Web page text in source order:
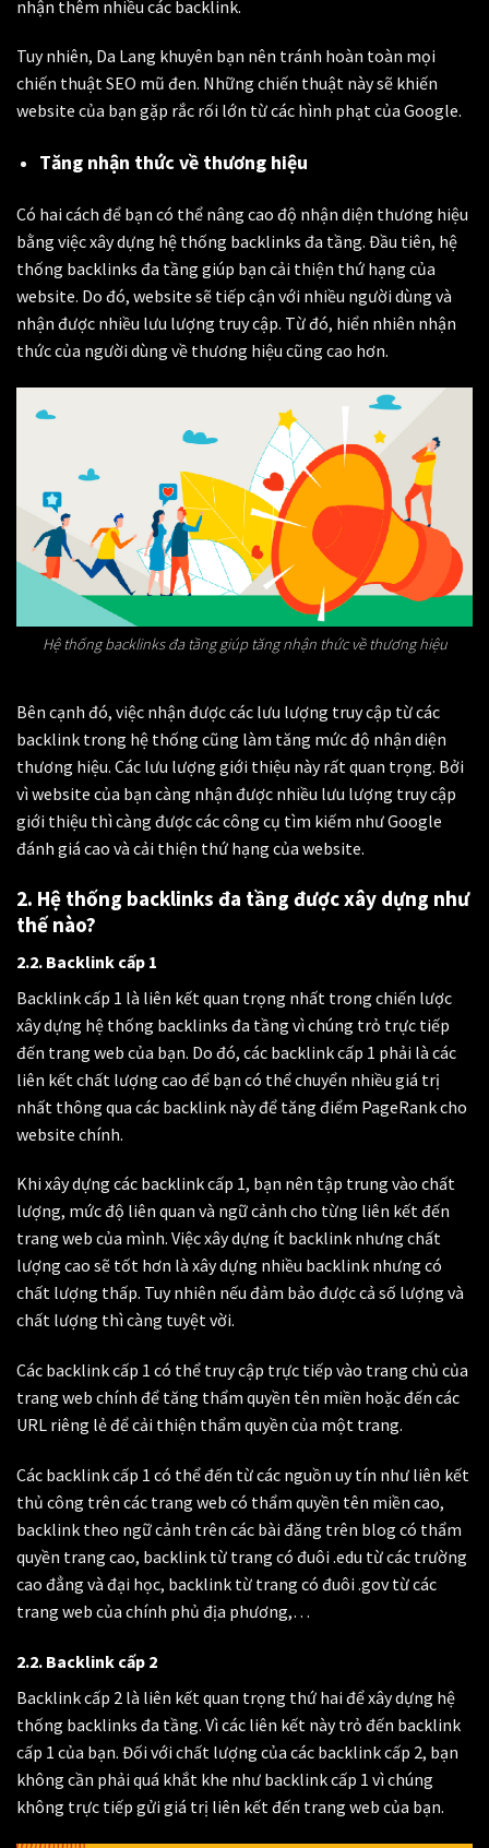
nhận thêm nhiều các backlink.
Tuy nhiên, Da Lang khuyên bạn nên tránh hoàn toàn mọi
chiến thuật SEO mũ đen. Những chiến thuật này sẽ khiến
website của bạn gặp rắc rối lớn từ các hình phạt của Google.
Tăng nhận thức về thương hiệu
Có hai cách để bạn có thể nâng cao độ nhận diện thương hiệu
bằng việc xây dựng hệ thống backlinks đa tầng. Đầu tiên, hệ
thống backlinks đa tầng giúp bạn cải thiện thứ hạng của
website. Do đó, website sẽ tiếp cận với nhiều người dùng và
nhận được nhiều lưu lượng truy cập. Từ đó, hiển nhiên nhận
thức của người dùng về thương hiệu cũng cao hơn.
Hệ thống backlinks đa tầng giúp tăng nhận thức về thương hiệu
Bên cạnh đó, việc nhận được các lưu lượng truy cập từ các
backlink trong hệ thống cũng làm tăng mức độ nhận diện
thương hiệu. Các lưu lượng giới thiệu này rất quan trọng. Bởi
vì website của bạn càng nhận được nhiều lưu lượng truy cập
giới thiệu thì càng được các công cụ tìm kiếm như Google
đánh giá cao và cải thiện thứ hạng của website.
2. Hệ thống backlinks đa tầng được xây dựng như
thế nào?
2.2. Backlink cấp 1
Backlink cấp 1 là liên kết quan trọng nhất trong chiến lược
xây dựng hệ thống backlinks đa tầng vì chúng trỏ trực tiếp
đến trang web của bạn. Do đó, các backlink cấp 1 phải là các
liên kết chất lượng cao để bạn có thể chuyển nhiều giá trị
nhất thông qua các backlink này để tăng điểm PageRank cho
website chính.
Khi xây dựng các backlink cấp 1, bạn nên tập trung vào chất
lượng, mức độ liên quan và ngữ cảnh cho từng liên kết đến
trang web của mình. Việc xây dựng ít backlink nhưng chất
lượng cao sẽ tốt hơn là xây dựng nhiều backlink nhưng có
chất lượng thấp. Tuy nhiên nếu đảm bảo được cả số lượng và
chất lượng thì càng tuyệt vời.
Các backlink cấp 1 có thể truy cập trực tiếp vào trang chủ của
trang web chính để tăng thẩm quyền tên miền hoặc đến các
URL riêng lẻ để cải thiện thẩm quyền của một trang.
Các backlink cấp 1 có thể đến từ các nguồn uy tín như liên kết
thủ công trên các trang web có thẩm quyền tên miền cao,
backlink theo ngữ cảnh trên các bài đăng trên blog có thẩm
quyền trang cao, backlink từ trang có đuôi .edu từ các trường
cao đẳng và đại học, backlink từ trang có đuôi .gov từ các
trang web của chính phủ địa phương,…
2.2. Backlink cấp 2
Backlink cấp 2 là liên kết quan trọng thứ hai để xây dựng hệ
thống backlinks đa tầng. Vì các liên kết này trỏ đến backlink
cấp 1 của bạn. Đối với chất lượng của các backlink cấp 2, bạn
không cần phải quá khắt khe như backlink cấp 1 vì chúng
không trực tiếp gửi giá trị liên kết đến trang web của bạn.